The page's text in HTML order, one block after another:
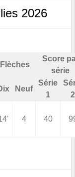
2026
Flèches
Score
série
Neuf
Série
1
2
4 40